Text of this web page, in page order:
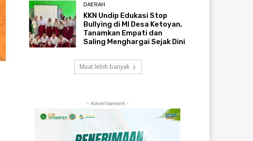
DAERAH
KKN Undip Edukasi Stop
Bullying di MI Desa Ketoyan,
Tanamkan Empati dan
Saling Menghargai Sejak Dini
Muat lebih banyak
- Advertisement -